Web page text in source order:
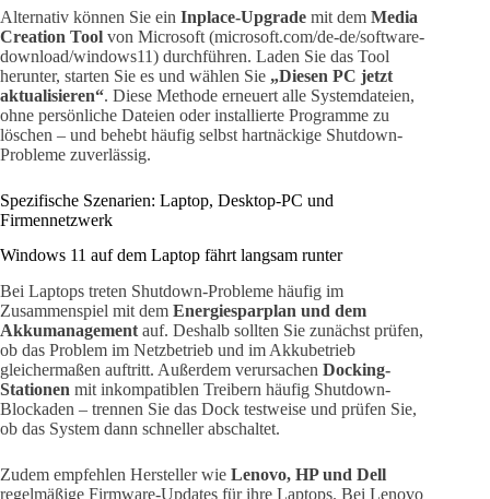
Alternativ können Sie ein Inplace-Upgrade mit dem Media
Creation Tool von Microsoft (microsoft.com/de-de/software-
download/windows11) durchführen. Laden Sie das Tool
herunter, starten Sie es und wählen Sie „Diesen PC jetzt
aktualisieren“. Diese Methode erneuert alle Systemdateien,
ohne persönliche Dateien oder installierte Programme zu
löschen – und behebt häufig selbst hartnäckige Shutdown-
Probleme zuverlässig.
Spezifische Szenarien: Laptop, Desktop-PC und
Firmennetzwerk
Windows 11 auf dem Laptop fährt langsam runter
Bei Laptops treten Shutdown-Probleme häufig im
Zusammenspiel mit dem Energiesparplan und dem
Akkumanagement auf. Deshalb sollten Sie zunächst prüfen,
ob das Problem im Netzbetrieb und im Akkubetrieb
gleichermaßen auftritt. Außerdem verursachen Docking-
Stationen mit inkompatiblen Treibern häufig Shutdown-
Blockaden – trennen Sie das Dock testweise und prüfen Sie,
ob das System dann schneller abschaltet.
Zudem empfehlen Hersteller wie Lenovo, HP und Dell
regelmäßige Firmware-Updates für ihre Laptops. Bei Lenovo